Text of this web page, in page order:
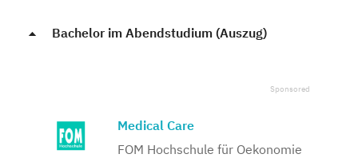
Bachelor im Abendstudium (Auszug)
Medical Care
FOM Hochschule für Oekonomie